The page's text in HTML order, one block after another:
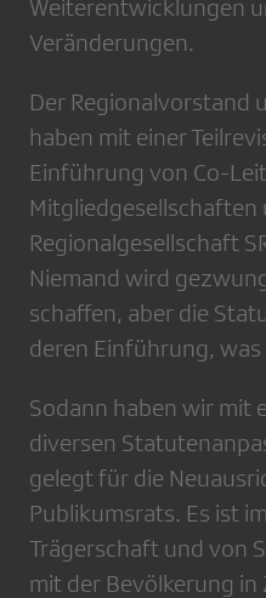
Weiterentwicklungen
Veränderungen.
Der Regionalvorstand
haben mit einer
Einführung von Co-
Mitgliedgesellschaften
Regionalgesellschaft
Niemand wird
schaffen, aber die
deren Einführung,
Sodann haben wir mit
diversen
gelegt für die
Publikumsrats. Es ist
Trägerschaft und von
mit der Bevölkerung